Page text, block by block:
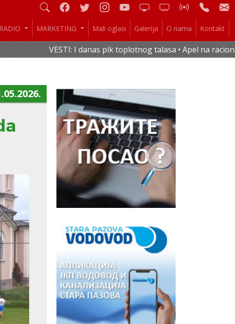
RADIO MARKETING Mali oglasi Galerija O nama Kontakt
VESTI: I danas pik toplotnog talasa • Apel na